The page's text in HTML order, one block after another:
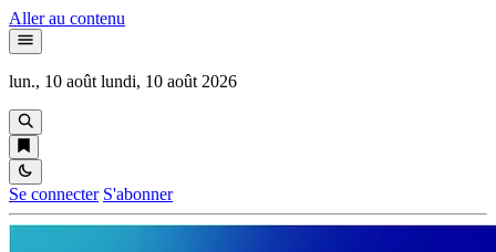
Aller au contenu
lun., 10 août lundi, 10 août 2026
Se connecter S'abonner